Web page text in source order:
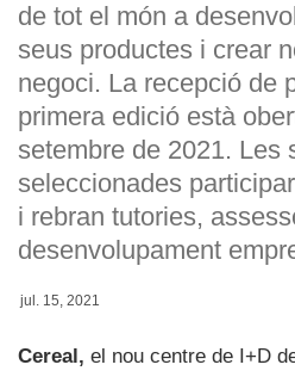
de tot el món a
seus productes i crear
negoci. La recepció de
primera edició està
setembre de 2021. Les
seleccionades
i rebran tutories,
desenvolupament
jul. 15, 2021
Cereal, el nou centre de I+D